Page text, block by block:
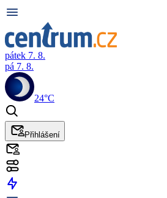
pátek 7. 8.
pá 7. 8.
24°C
Přihlášení